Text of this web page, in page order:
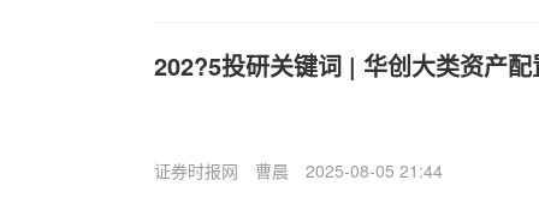
202?5投研关键词 | 华创大类资产配
证券时报网 曹晨 2025-08-05 21:44